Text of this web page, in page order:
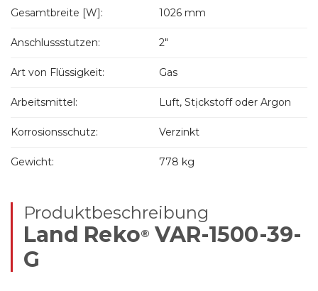
Gesamtbreite [W]: 1026 mm
Anschlussstutzen: 2"
Art von Flüssigkeit: Gas
Arbeitsmittel: Luft, Stịckstoff oder Argon
Korrosionsschutz: Verzinkt
Gewicht: 778 kg
Produktbeschreibung
Land Reko® VAR-1500-39-
G